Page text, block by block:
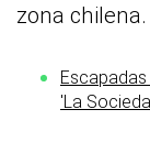
zona chilena.
'La